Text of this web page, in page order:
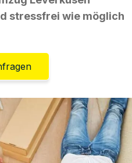
stressfrei wie möglich